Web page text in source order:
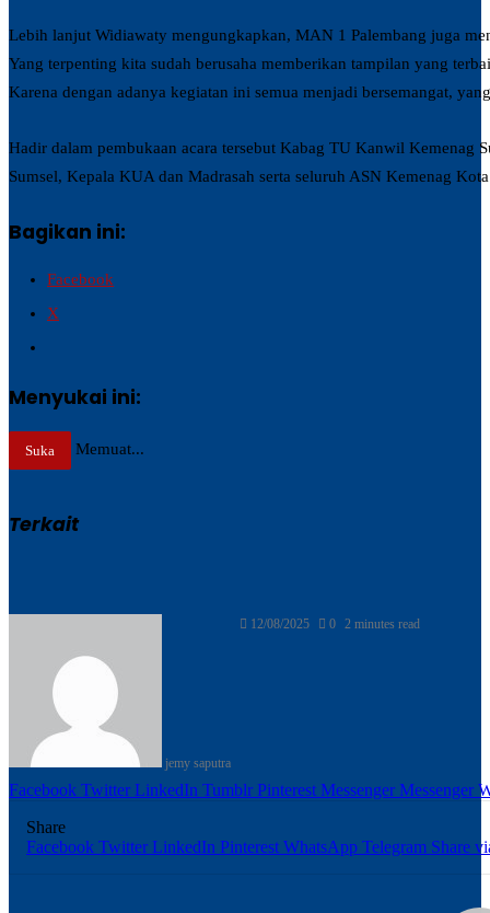
Lebih lanjut Widiawaty mengungkapkan, MAN 1 Palembang juga
Yang terpenting kita sudah berusaha memberikan tampilan yang
Karena dengan adanya kegiatan ini semua menjadi bersemangat,
Hadir dalam pembukaan acara tersebut Kabag TU Kanwil Kemenag
Sumsel, Kepala KUA dan Madrasah serta seluruh ASN Kemenag
Bagikan ini:
Facebook
X
Menyukai ini:
Suka Memuat...
Terkait
jemy saputra
Send12/08/2025 0 2 minutes read
Facebook Twitter LinkedIn Tumblr Pinterest Messenger Messenger
Share
Facebook Twitter LinkedIn Pinterest WhatsApp Telegram Share